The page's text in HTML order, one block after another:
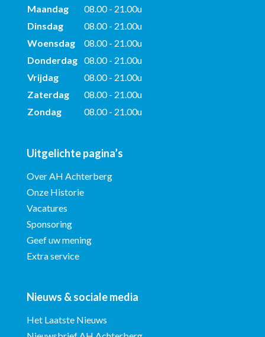
Maandag
08.00 - 21.00u
Dinsdag
08.00 - 21.00u
Woensdag
08.00 - 21.00u
Donderdag 08.00 - 21.00u
Vrijdag
08.00 - 21.00u
Zaterdag
08.00 - 21.00u
Zondag
08.00 - 21.00u
Uitgelichte pagina’s
Over AH Achterberg
Onze Historie
Vacatures
Sponsoring
Geef uw mening
Extra service
Nieuws & sociale media
Het Laatste Nieuws